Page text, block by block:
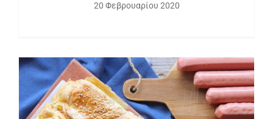
20 Φεβρουαρίου 2020